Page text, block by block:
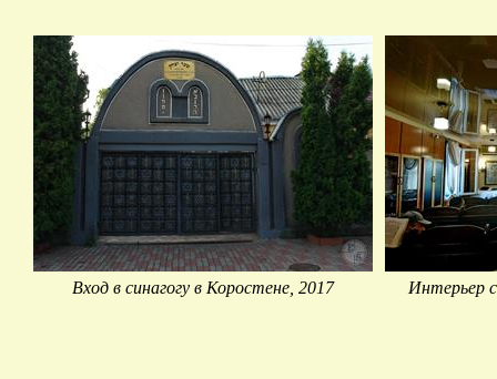
Вход в синагогу в Коростене, 2017 Интерьер